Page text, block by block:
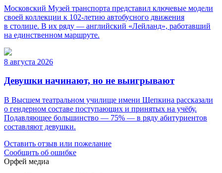
Московский Музей транспорта представил ключевые модели
своей коллекции к 102-летию автобусного движения
в столице. В их ряду — английский «Лейланд», работавший
на единственном маршруте.
8 августа 2026
Девушки начинают, но не выигрывают
В Высшем театральном училище имени Щепкина рассказали
о гендерном составе поступающих и принятых на учёбу.
Подавляющее большинство — 75% — в ряду абитуриентов
составляют девушки.
Оставить отзыв или пожелание
Сообщить об ошибке
Орфей медиа